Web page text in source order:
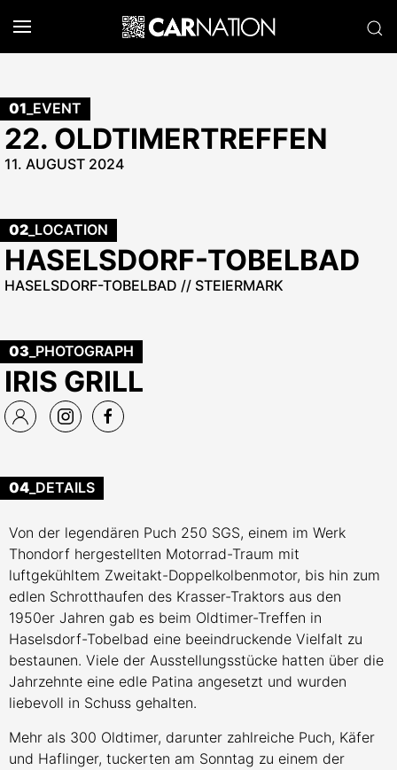
01 _EVENT
22. OLDTIMERTREFFEN
11. AUGUST 2024
02 _LOCATION
HASELSDORF-TOBELBAD
HASELSDORF-TOBELBAD // STEIERMARK
03 _PHOTOGRAPH
IRIS GRILL
04 _DETAILS
Von der legendären Puch 250 SGS, einem im Werk
Thondorf hergestellten Motorrad-Traum mit
luftgekühltem Zweitakt-Doppelkolbenmotor, bis hin zum
edlen Schrotthaufen des Krasser-Traktors aus den
1950er Jahren gab es beim Oldtimer-Treffen in
Haselsdorf-Tobelbad eine beeindruckende Vielfalt zu
bestaunen. Viele der Ausstellungsstücke hatten über die
Jahrzehnte eine edle Patina angesetzt und wurden
liebevoll in Schuss gehalten.
Mehr als 300 Oldtimer, darunter zahlreiche Puch, Käfer
und Haflinger, tuckerten am Sonntag zu einem der